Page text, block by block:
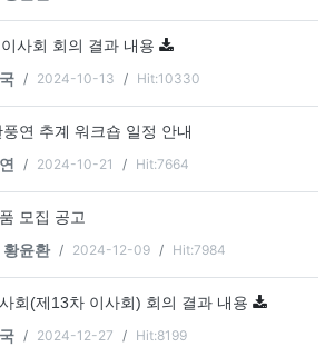
사회 회의 결과 내용
2024-10-13 Hit:10330
연 추계 워크숍 일정 안내
2024-10-21 Hit:7664
모집 공고
윤환
2024-12-09 Hit:7984
회(제13차 이사회) 회의 결과 내용
2024-12-27 Hit:8199